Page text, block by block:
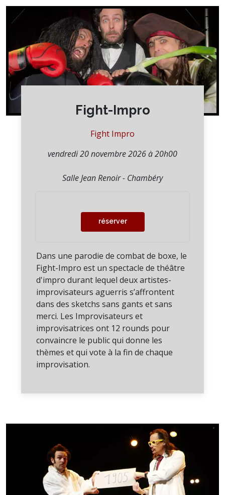
Fight-Impro
Fight Impro
vendredi 20 novembre 2026 à 20h00
Salle Jean Renoir - Chambéry
réserver
Dans une parodie de combat de boxe, le
Fight-Impro est un spectacle de théâtre
d'impro durant lequel deux artistes-
improvisateurs aguerris s’affrontent
dans des sketchs sans gants et sans
merci. Les Improvisateurs et
improvisatrices ont 12 rounds pour
convaincre le public qui donne les
thèmes et qui vote à la fin de chaque
improvisation.